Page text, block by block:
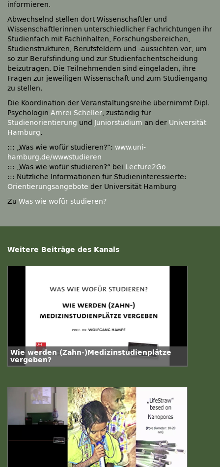
informieren.
Abwechselnd stellen dort Wissenschaftler und
Wissenschaftlerinnen unterschiedlicher Fachrichtungen ihr
Studienfach mit Fachinhalten, Forschungsbereichen,
Studienstrukturen, Berufsfeldern und -aussichten vor, um
so zur Berufsfindung und zur Studienfachentscheidung
beizutragen. Die Teilnehmenden sind eingeladen, ihre
Fragen zur jeweiligen Wissenschaft und zum Studiengang
zu stellen.
Die Koordination der Veranstaltungsreihe übernimmt Dipl.
Psychologin Amrei Scheller, zuständig für
Studienorientierung und Juniorstudium an der Universität
Hamburg.
::: „Was wie wofür studieren?“: www.uni-
hamburg.de/wwwstudieren
::: „Was wie wofür studieren?“ bei Lecture2Go
::: Nützliche Informationen für Studieninteressierte:
Orientierungsangebote der Universität Hamburg
Zu Was wie wofür studieren?
Weitere Beiträge des Kanals
Wie werden (Zahn-)Medizinstudienplätze
vergeben?